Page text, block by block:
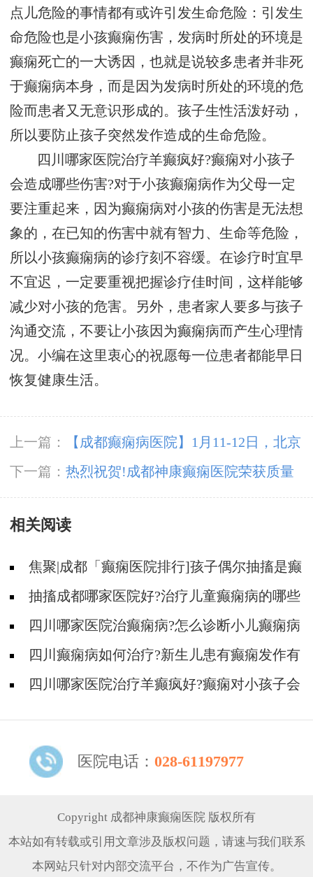
点儿危险的事情都有或许引发生命危险：引发生
命危险也是小孩癫痫伤害，发病时所处的环境是
癫痫死亡的一大诱因，也就是说较多患者并非死
于癫痫病本身，而是因为发病时所处的环境的危
险而患者又无意识形成的。孩子生性活泼好动，
所以要防止孩子突然发作造成的生命危险。
四川哪家医院治疗羊癫疯好?癫痫对小孩子
会造成哪些伤害?对于小孩癫痫病作为父母一定
要注重起来，因为癫痫病对小孩的伤害是无法想
象的，在已知的伤害中就有智力、生命等危险，
所以小孩癫痫病的诊疗刻不容缓。在诊疗时宜早
不宜迟，一定要重视把握诊疗佳时间，这样能够
减少对小孩的危害。另外，患者家人要多与孩子
沟通交流，不要让小孩因为癫痫病而产生心理情
况。小编在这里衷心的祝愿每一位患者都能早日
恢复健康生活。
上一篇：
【成都癫痫病医院】1月11-12日，北京
三甲知名专家高伟博士亲临神康会诊，一站式解
决癫痫难题!
下一篇： 热烈祝贺!成都神康癫痫医院荣获质量
榜样-“2024年度·医疗质量信誉双优示范医院”
相关阅读
焦聚|成都「癫痫医院排行]孩子偶尔抽搐是癫
痫吗?抽搐成都哪家医院好?治疗儿童癫痫病的哪些
药物好?
四川哪家医院治癫痫病?怎么诊断小儿癫痫病
科学?四川癫痫病如何治疗?新生儿患有癫痫发作有
什么症状?
四川哪家医院治疗羊癫疯好?癫痫对小孩子会
医院电话： 028-61197977
Copyright 成都神康癫痫医院 版权所有
本站如有转载或引用文章涉及版权问题，请速与我们联系
本网站只针对内部交流平台，不作为广告宣传。